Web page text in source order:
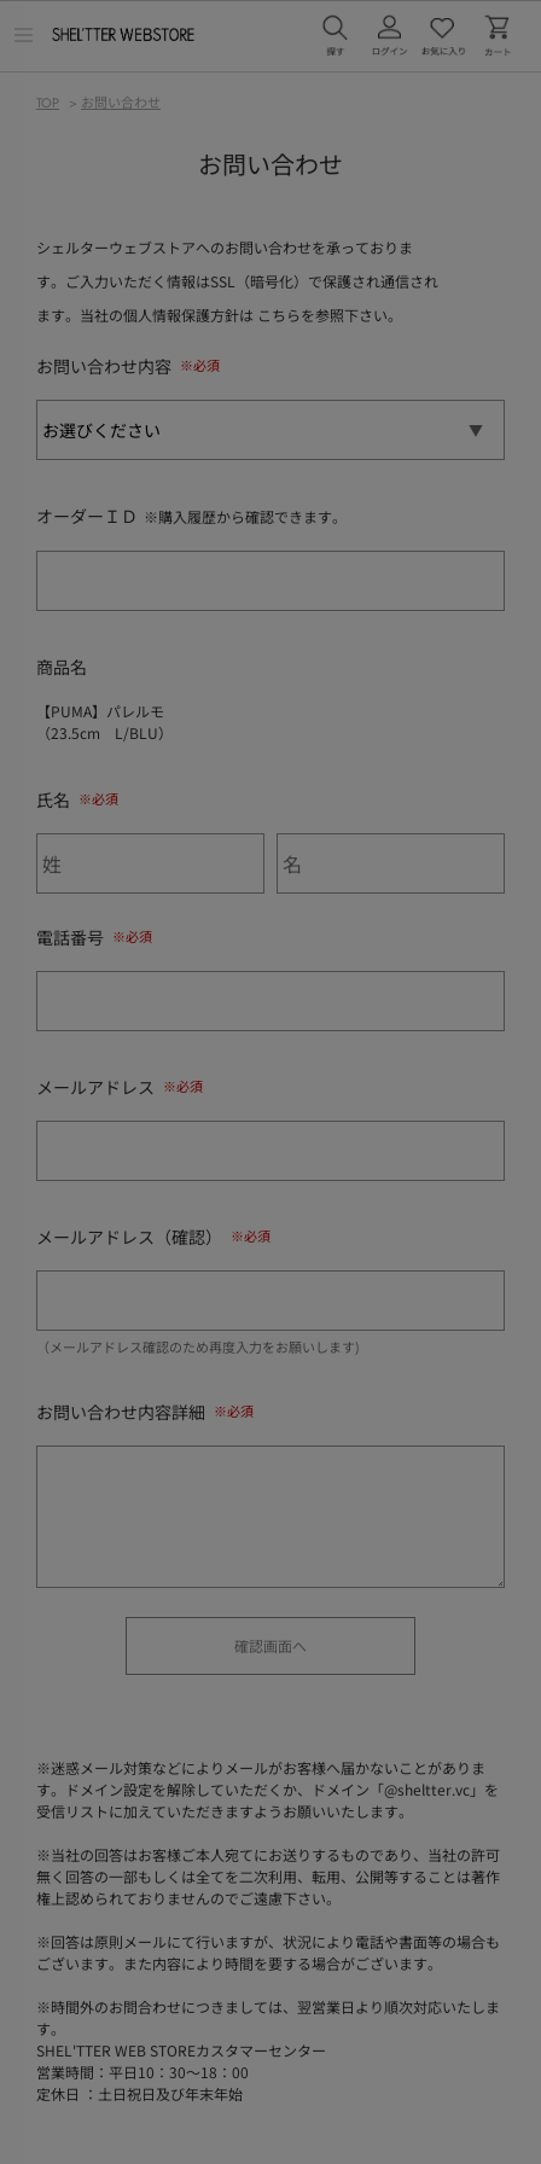
TOP > お問い合わせ
お問い合わせ
シェルターウェブストアへのお問い合わせを承っておりま
す。ご入力いただく情報はSSL（暗号化）で保護され通信され
ます。当社の個人情報保護方針は こちらを参照下さい。
お問い合わせ内容
オーダーＩＤ ※購入履歴から確認できます。
商品名
【PUMA】パレルモ
（23.5cm L/BLU）
氏名
電話番号
メールアドレス
メールアドレス（確認）
（メールアドレス確認のため再度入力をお願いします)
お問い合わせ内容詳細
※迷惑メール対策などによりメールがお客様へ届かないことがありま
す。ドメイン設定を解除していただくか、ドメイン「@sheltter.vc」を
受信リストに加えていただきますようお願いいたします。
※当社の回答はお客様ご本人宛てにお送りするものであり、当社の許可
無く回答の一部もしくは全てを二次利用、転用、公開等することは著作
権上認められておりませんのでご遠慮下さい。
※回答は原則メールにて行いますが、状況により電話や書面等の場合も
ございます。また内容により時間を要する場合がございます。
※時間外のお問合わせにつきましては、翌営業日より順次対応いたしま
す。
SHEL'TTER WEB STOREカスタマーセンター
営業時間：平日10：30～18：00
定休日 ：土日祝日及び年末年始